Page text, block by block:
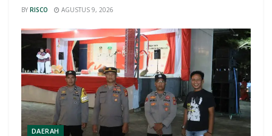
BY RISCO AGUSTUS 9, 2026
DAERAH